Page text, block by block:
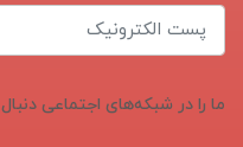
ما را در شبکه‌های اجتماعی